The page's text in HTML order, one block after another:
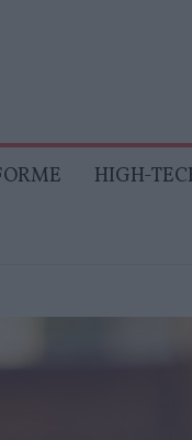
HIGH-